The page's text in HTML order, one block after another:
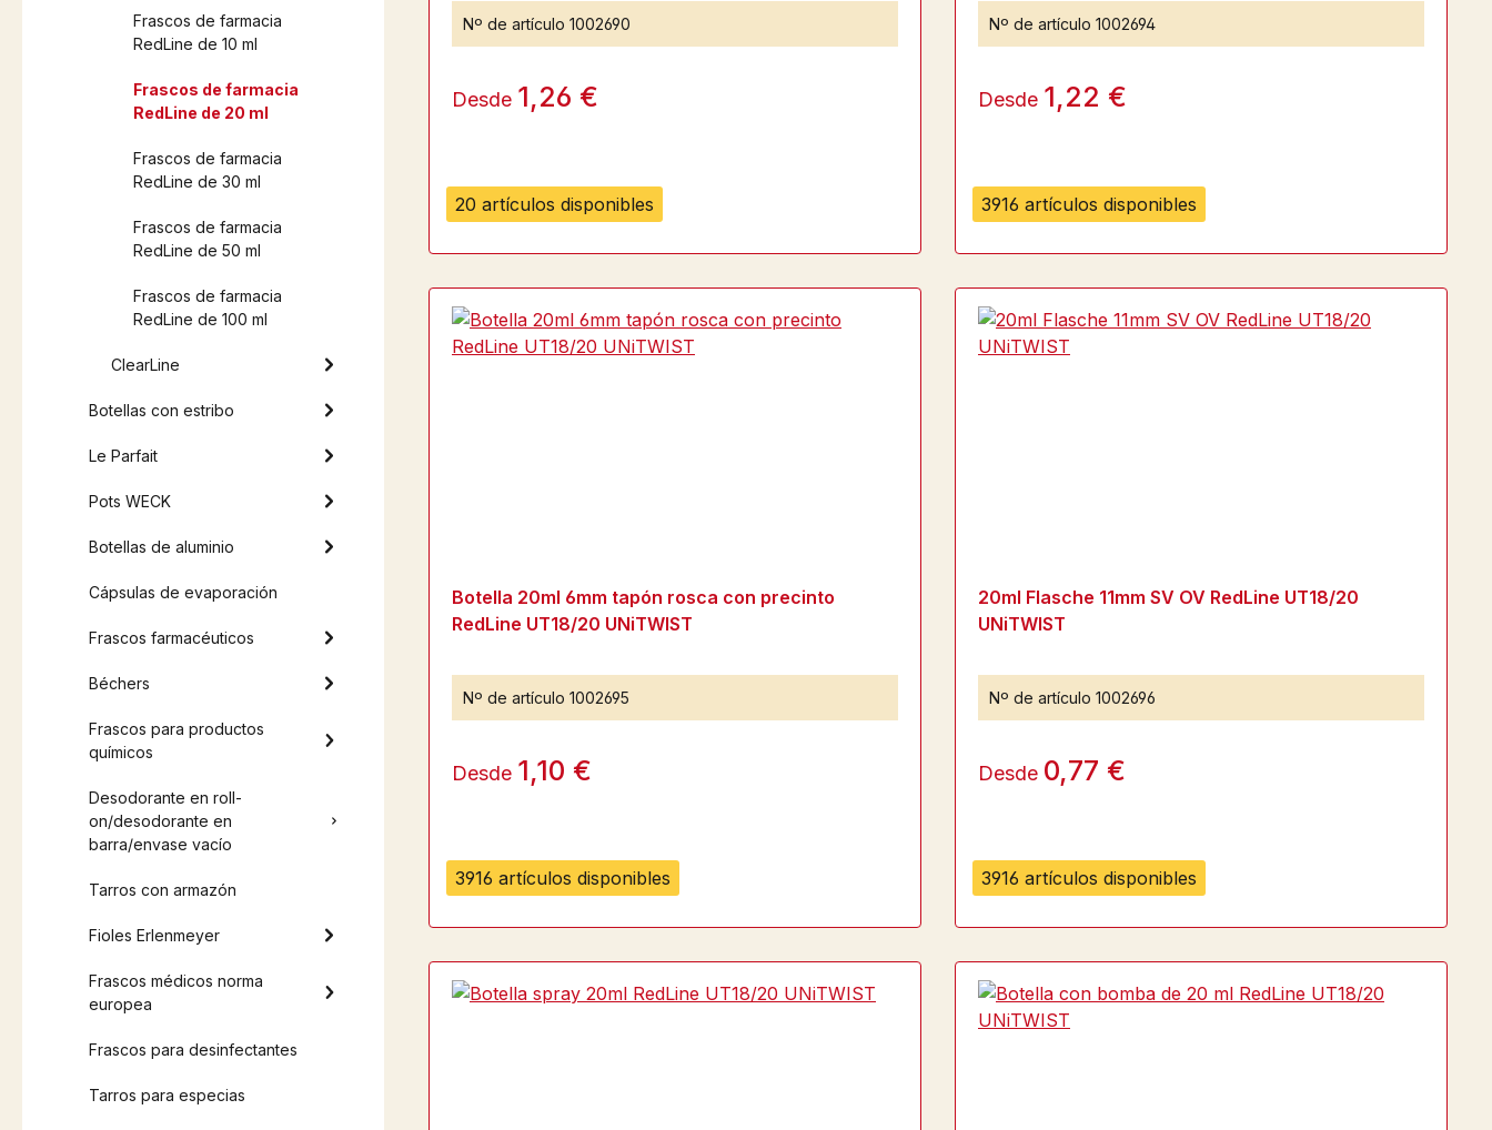
Frascos de farmacia
RedLine de 10 ml
Frascos de farmacia
RedLine de 20 ml
Frascos de farmacia
RedLine de 30 ml
Frascos de farmacia
RedLine de 50 ml
Frascos de farmacia
RedLine de 100 ml
ClearLine
Botellas con estribo
Le Parfait
Pots WECK
Botellas de aluminio
Cápsulas de evaporación
Frascos farmacéuticos
Béchers
Frascos para productos
químicos
Desodorante en roll-
on/desodorante en
barra/envase vacío
Tarros con armazón
Fioles Erlenmeyer
Frascos médicos norma
europea
Frascos para desinfectantes
Tarros para especias
20 artículos disponibles
Nº de artículo 1002690
Desde 1,26 €
3916 artículos disponibles
Nº de artículo 1002694
Desde 1,22 €
3916 artículos disponibles
Botella 20ml 6mm tapón rosca con precinto
RedLine UT18/20 UNiTWIST
Nº de artículo 1002695
Desde 1,10 €
3916 artículos disponibles
20ml Flasche 11mm SV OV RedLine UT18/20
UNiTWIST
Nº de artículo 1002696
Desde 0,77 €